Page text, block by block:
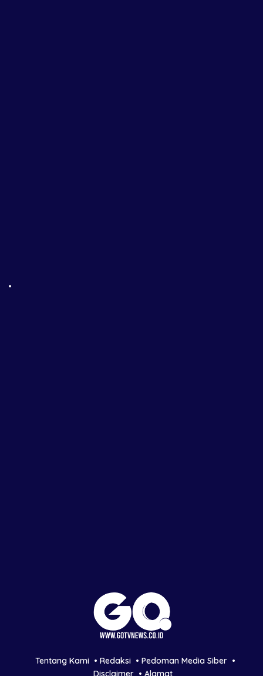
Tentang Kami Redaksi
Pedoman Media Siber
Disclaimer
Alamat